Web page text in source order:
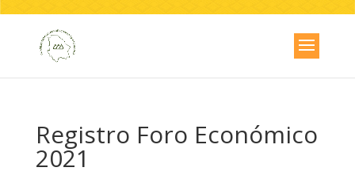
Registro Foro Económico
2021